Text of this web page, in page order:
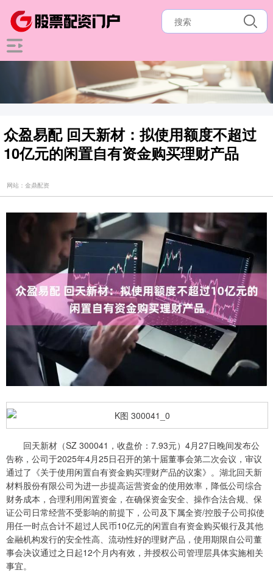
众盈易配 回天新材：拟使用额度不超过
10亿元的闲置自有资金购买理财产品
网站：金鼎配资
回天新材（SZ 300041，收盘价：7.93元）4月27日晚间发布公
告称，公司于2025年4月25日召开的第十届董事会第二次会议，审议
通过了《关于使用闲置自有资金购买理财产品的议案》。湖北回天新
材料股份有限公司为进一步提高运营资金的使用效率，降低公司综合
财务成本，合理利用闲置资金，在确保资金安全、操作合法合规、保
证公司日常经营不受影响的前提下，公司及下属全资/控股子公司拟使
用任一时点合计不超过人民币10亿元的闲置自有资金购买银行及其他
金融机构发行的安全性高、流动性好的理财产品，使用期限自公司董
事会决议通过之日起12个月内有效，并授权公司管理层具体实施相关
事宜。